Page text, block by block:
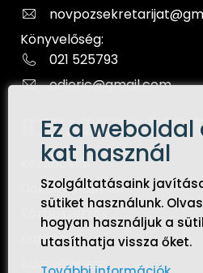
Ez a
kat használ
Szolgáltatásaink
sütiket használunk.
hogyan használjuk a
utasíthatja vissza őket.
Könyvelőség:
021 525793
odjeric@gmail.com
Kezdőoldal
Dokumentumok
Közbeszerzés
Kapcsolat
Adatvédelem